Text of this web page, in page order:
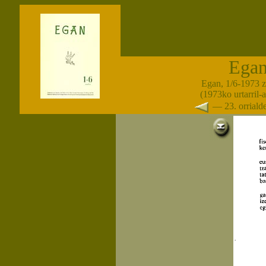
Egan, 1/6-1973
(1973ko urtarril-
— 23.